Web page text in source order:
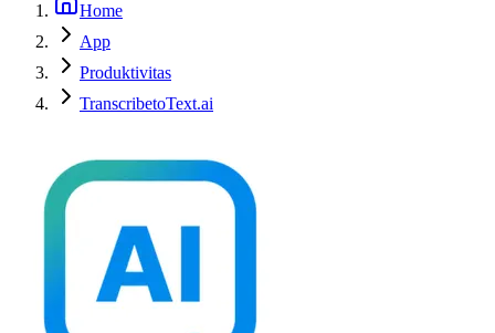
Home
App
Produktivitas
TranscribetoText.ai